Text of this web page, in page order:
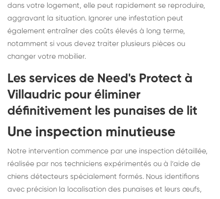
dans votre logement, elle peut rapidement se reproduire,
aggravant la situation. Ignorer une infestation peut
également entraîner des coûts élevés à long terme,
notamment si vous devez traiter plusieurs pièces ou
changer votre mobilier.
Les services de Need's Protect à
Villaudric pour éliminer
définitivement les punaises de lit
Une inspection minutieuse
Notre intervention commence par une inspection détaillée,
réalisée par nos techniciens expérimentés ou à l’aide de
chiens détecteurs spécialement formés. Nous identifions
avec précision la localisation des punaises et leurs œufs,